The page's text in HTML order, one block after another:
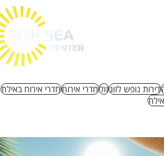
דירות נופש לזוגזולחדרי אירוחחדרי אירוח באילת